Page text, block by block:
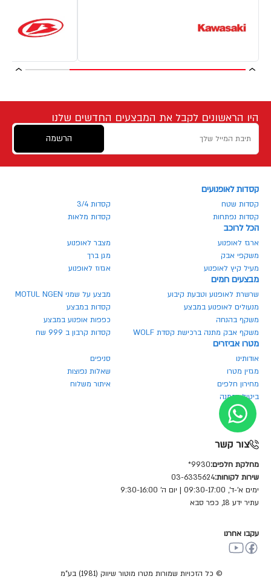
היו הראשונים לקבל את המבצעים החדשים שלנו
הרשמה
קסדות לאופנועים
קסדות שטח
קסדות 3/4
קסדות נפתחות
קסדות מלאות
הכל לרוכב
ארגז לאופנוע
מצבר לאופנוע
משקפי אבק
מגן ברך
מעיל קיץ לאופנוע
אגזוז לאופנוע
מבצעים חמים
שרשרת לאופנוע וטבעת קיבוע
מבצע על שמני MOTUL NGEN
מנעולים לאופנוע במבצע
קסדות במבצע
משקף בהנחה
כפפות אופנוע במבצע
משקף אבק מתנה ברכישת קסדת WOLF
קסדות קרבון ב 999 שח
מטרו אביזרים
אודותינו
סניפים
מגזין מטרו
שאלות נפוצות
מחירון חלפים
איתור משלוח
ביטול הזמנה
צור קשר
מחלקת חלפים:9930*
שירות לקוחות:03-6335624
ימים א'-ד', 09:30-17:00 | יום ה' 9:30-16:00
עתיר ידע 18, כפר סבא
עקבו אחרנו
© כל הזכויות שמורות מטרו מוטור שיווק (1981) בע"מ